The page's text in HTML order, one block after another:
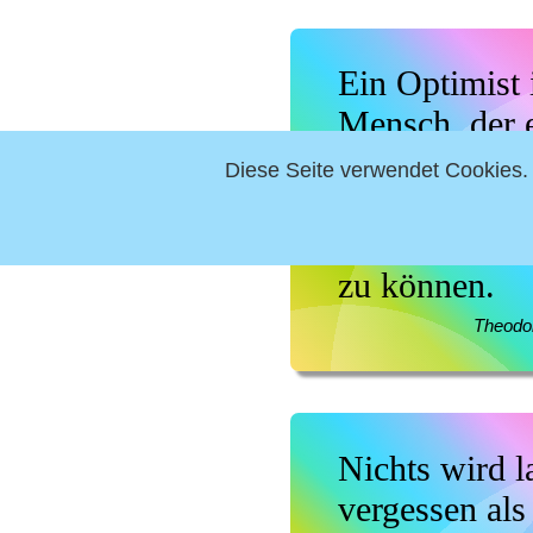
Diese Seite verwendet
Ein Optimist
Mensch, der
Austern
Hoffnung,
die er darin
zu können.
Nichts wird
vergessen